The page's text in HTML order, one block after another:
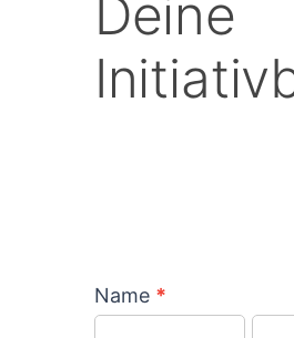
Initiativbewerbung
Deine
Name *